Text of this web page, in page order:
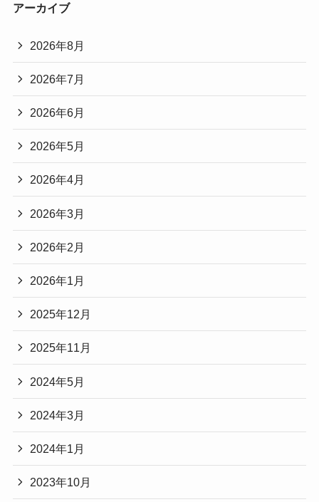
アーカイブ
2026年8月
2026年7月
2026年6月
2026年5月
2026年4月
2026年3月
2026年2月
2026年1月
2025年12月
2025年11月
2024年5月
2024年3月
2024年1月
2023年10月